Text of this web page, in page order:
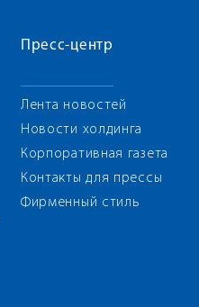
Пресс-центр
Лента новостей
Новости холдинга
Корпоративная газета
Контакты для прессы
Фирменный стиль